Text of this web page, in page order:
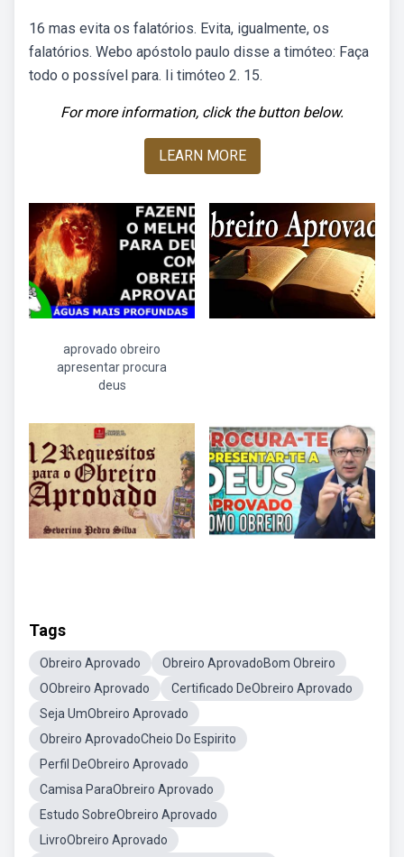
16 mas evita os falatórios. Evita, igualmente, os
falatórios. Webo apóstolo paulo disse a timóteo: Faça
todo o possível para. Ii timóteo 2. 15.
For more information, click the button below.
LEARN MORE
aprovado obreiro
apresentar procura
deus
Tags
Obreiro Aprovado
Obreiro AprovadoBom Obreiro
OObreiro Aprovado
Certificado DeObreiro Aprovado
Seja UmObreiro Aprovado
Obreiro AprovadoCheio Do Espirito
Perfil DeObreiro Aprovado
Camisa ParaObreiro Aprovado
Estudo SobreObreiro Aprovado
LivroObreiro Aprovado